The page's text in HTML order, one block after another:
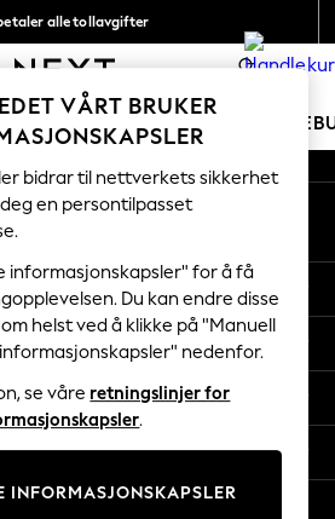
alle tollavgifter
sikre betalinger med Klarna 0
BABY KVINNER MENN
& Short Sets
sosiale nettverk
VÅRT BRUKER
bidrar til nettverkets sikkerhet
en persontilpasset
informasjonskapsler" for å få
Du kan endre disse
helst ved å klikke på "Manuell
nedenfor.
se våre retningslinjer for
.
INFORMASJONSKAPSLER